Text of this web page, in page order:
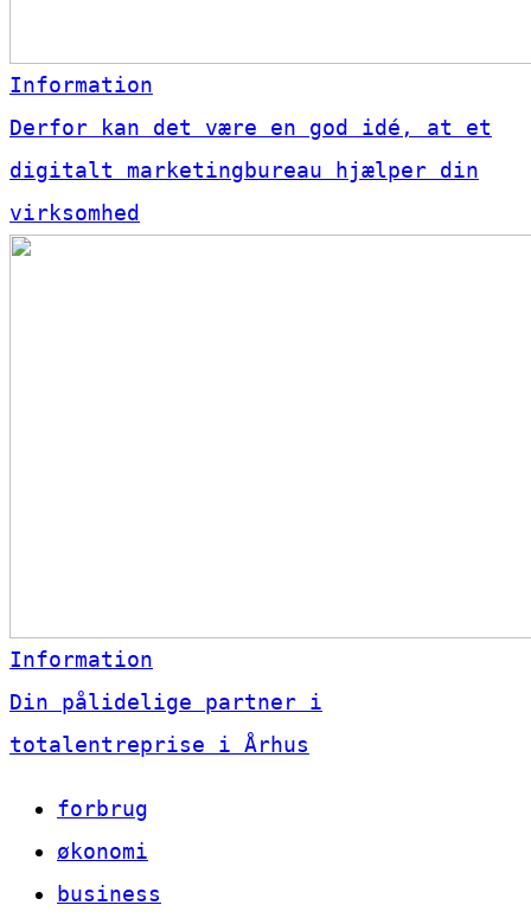
Information
Derfor kan det være en god idé, at et
digitalt marketingbureau hjælper din
virksomhed
Information
Din pålidelige partner i
totalentreprise i Århus
forbrug
økonomi
business